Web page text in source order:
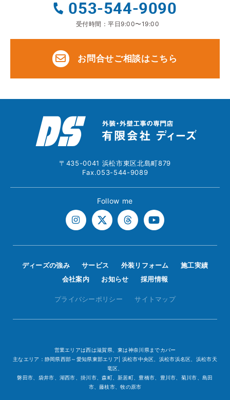
053-544-9090
受付時間：平日9:00〜19:00
お問合せご相談はこちら
〒435-0041 浜松市東区北島町879
Fax.053-544-9089
Follow me
ディーズの強み サービス 外装リフォーム
施工実績
会社案内
お知らせ 採用情報
プライバシーポリシー サイトマップ
営業エリアは西は滋賀県、東は神奈川県までカバー
主なエリア：静岡県西部～愛知県東部エリア| 浜松市中央区、浜松市浜名区、浜松市天
竜区、
磐田市、袋井市、湖西市、掛川市、森町、新居町、豊橋市、豊川市、菊川市、島田
市、藤枝市、牧の原市